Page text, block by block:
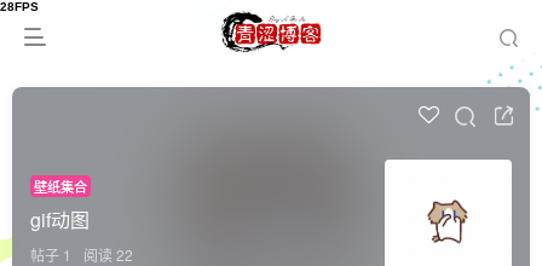
壁纸集合
gif动图
帖子 1 阅读 22